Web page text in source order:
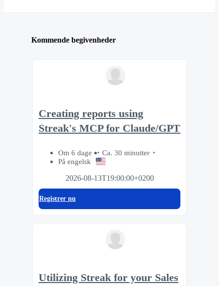
Kommende begivenheder
Creating reports using
Streak's MCP for Claude/GPT
Om 6 dage
Ca. 30 minutter
På engelsk
2026-08-13T19:00:00+0200
Registrer nu
Utilizing Streak for your Sales